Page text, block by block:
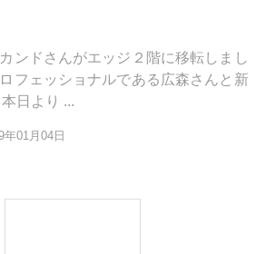
ンドさんがエッジ２階に移転しまし
フェッショナルである広森さんと新
日より ...
年01月04日